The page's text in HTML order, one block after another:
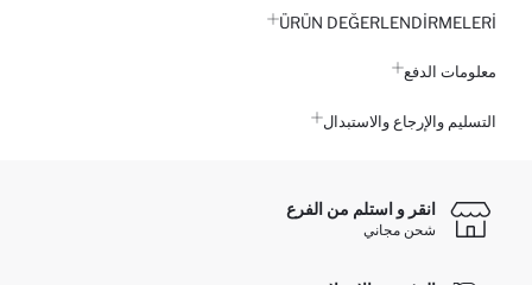
ÜRÜN DEĞERLENDİRMELERİ
معلومات الدفع
التسليم والإرجاع والاستبدال
انقر و استلم من الفرع
شحن مجاني